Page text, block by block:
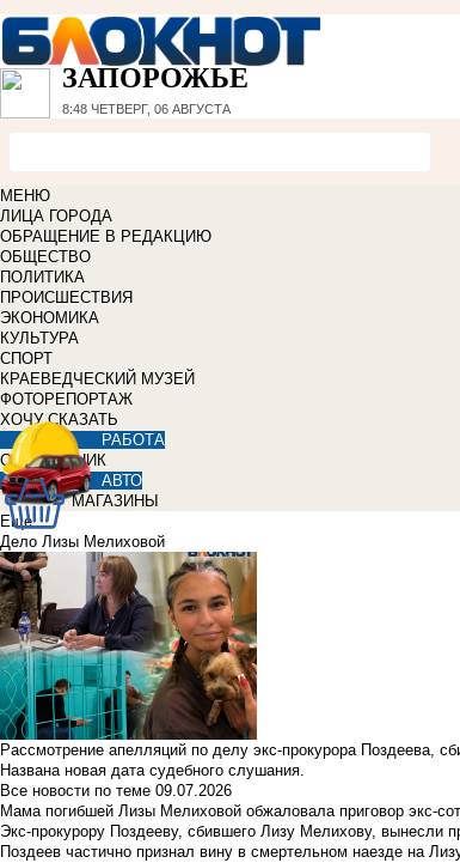
ЗАПОРОЖЬЕ
8:48 ЧЕТВЕРГ, 06 АВГУСТА
МЕНЮ
ЛИЦА ГОРОДА
ОБРАЩЕНИЕ В РЕДАКЦИЮ
ОБЩЕСТВО
ПОЛИТИКА
ПРОИСШЕСТВИЯ
ЭКОНОМИКА
КУЛЬТУРА
СПОРТ
КРАЕВЕДЧЕСКИЙ МУЗЕЙ
ФОТОРЕПОРТАЖ
ХОЧУ СКАЗАТЬ
РАБОТА
СПРАВОЧНИК
АВТО
МАГАЗИНЫ
Еще
Дело Лизы Мелиховой
Рассмотрение апелляций по делу экс-прокурора Поздеева,
Названа новая дата судебного слушания.
Все новости по теме 09.07.2026
Мама погибшей Лизы Мелиховой обжаловала приговор экс-
Экс-прокурору Поздееву, сбившего Лизу Мелихову, вынесли
Поздеев частично признал вину в смертельном наезде на